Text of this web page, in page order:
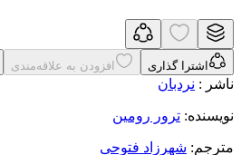
اشترا گذاری افزودن به علاقه‌مندی
ناشر : نردبان
نویسنده: ترور رومین
مترجم: شهرزاد فتوحی